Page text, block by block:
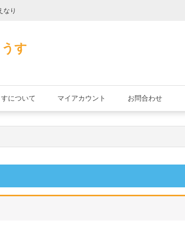
なり
す
について マイアカウント お問合わせ